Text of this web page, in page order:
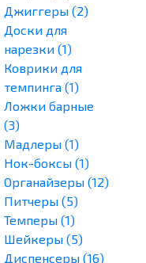
Джиггеры (2)
Доски для
нарезки (1)
Коврики для
темпинга (1)
Ложки барные
(3)
Мадлеры (1)
Нок-боксы (1)
Органайзеры (12)
Питчеры (5)
Темперы (1)
Шейкеры (5)
Диспенсеры (16)